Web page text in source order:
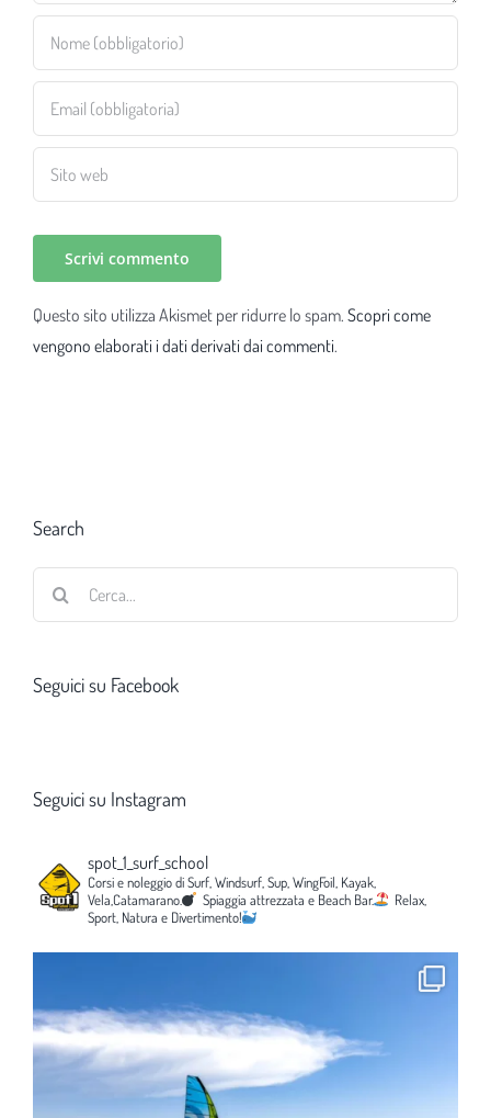
Questo sito utilizza Akismet per ridurre lo spam. Scopri come
vengono elaborati i dati derivati dai commenti.
Search
Seguici su Facebook
Seguici su Instagram
spot_1_surf_school
Corsi e noleggio di Surf, Windsurf, Sup, WingFoil, Kayak,
Vela,Catamarano.
Spiaggia attrezzata e Beach Bar.
Relax,
Sport, Natura e Divertimento!